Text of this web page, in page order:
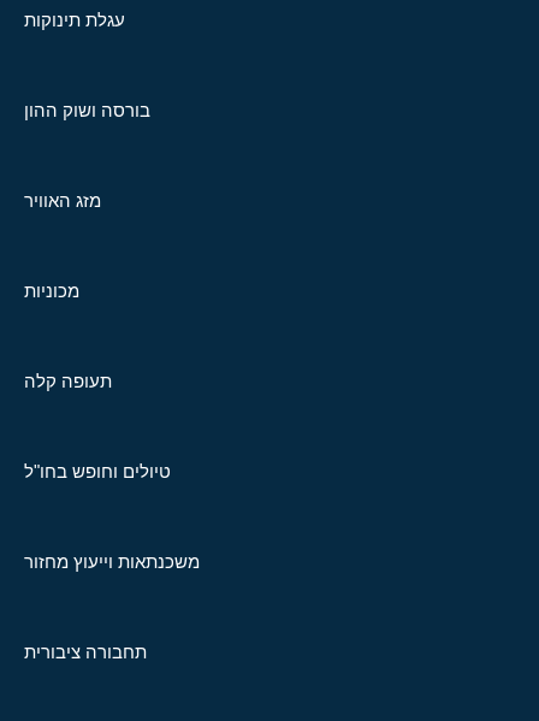
עגלת תינוקות
בורסה ושוק ההון
מזג האוויר
מכוניות
תעופה קלה
טיולים וחופש בחו"ל
משכנתאות וייעוץ מחזור
תחבורה ציבורית